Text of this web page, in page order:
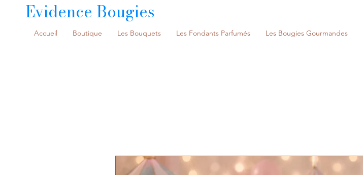
Evidence Bougies
Accueil Boutique Les Bouquets Les Fondants Parfumés Les Bougies Gourmandes